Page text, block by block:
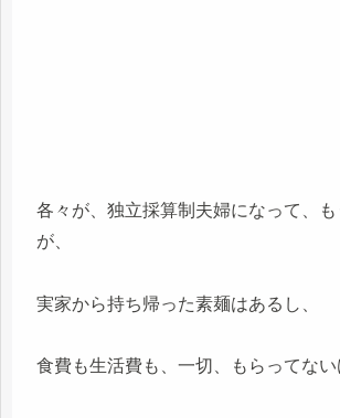
各々が、独立採算制夫婦になって、
が、
実家から持ち帰った素麺はあるし、
食費も生活費も、一切、もらってない